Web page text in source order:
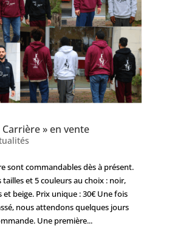
Carrière » en vente
sont commandables dès à présent.
et 5 couleurs au choix : noir,
et beige. Prix unique : 30€ Une fois
nous attendons quelques jours
Une première...